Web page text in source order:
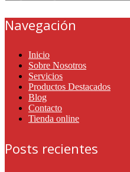
Navegación
Inicio
Sobre Nosotros
Servicios
Productos Destacados
Blog
Contacto
Tienda online
Posts recientes